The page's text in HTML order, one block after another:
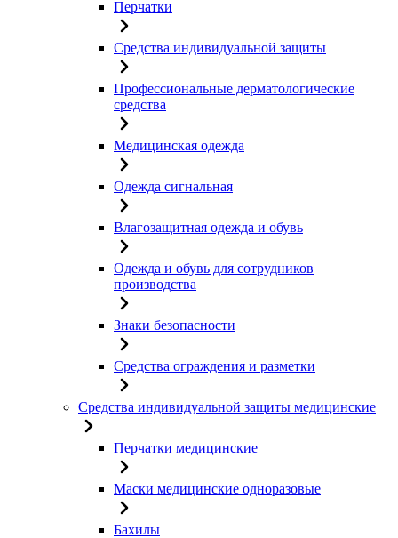
Перчатки
Средства индивидуальной защиты
Профессиональные дерматологические
средства
Медицинская одежда
Одежда сигнальная
Влагозащитная одежда и обувь
Одежда и обувь для сотрудников
производства
Знаки безопасности
Средства ограждения и разметки
Средства индивидуальной защиты медицинские
Перчатки медицинские
Маски медицинские одноразовые
Бахилы